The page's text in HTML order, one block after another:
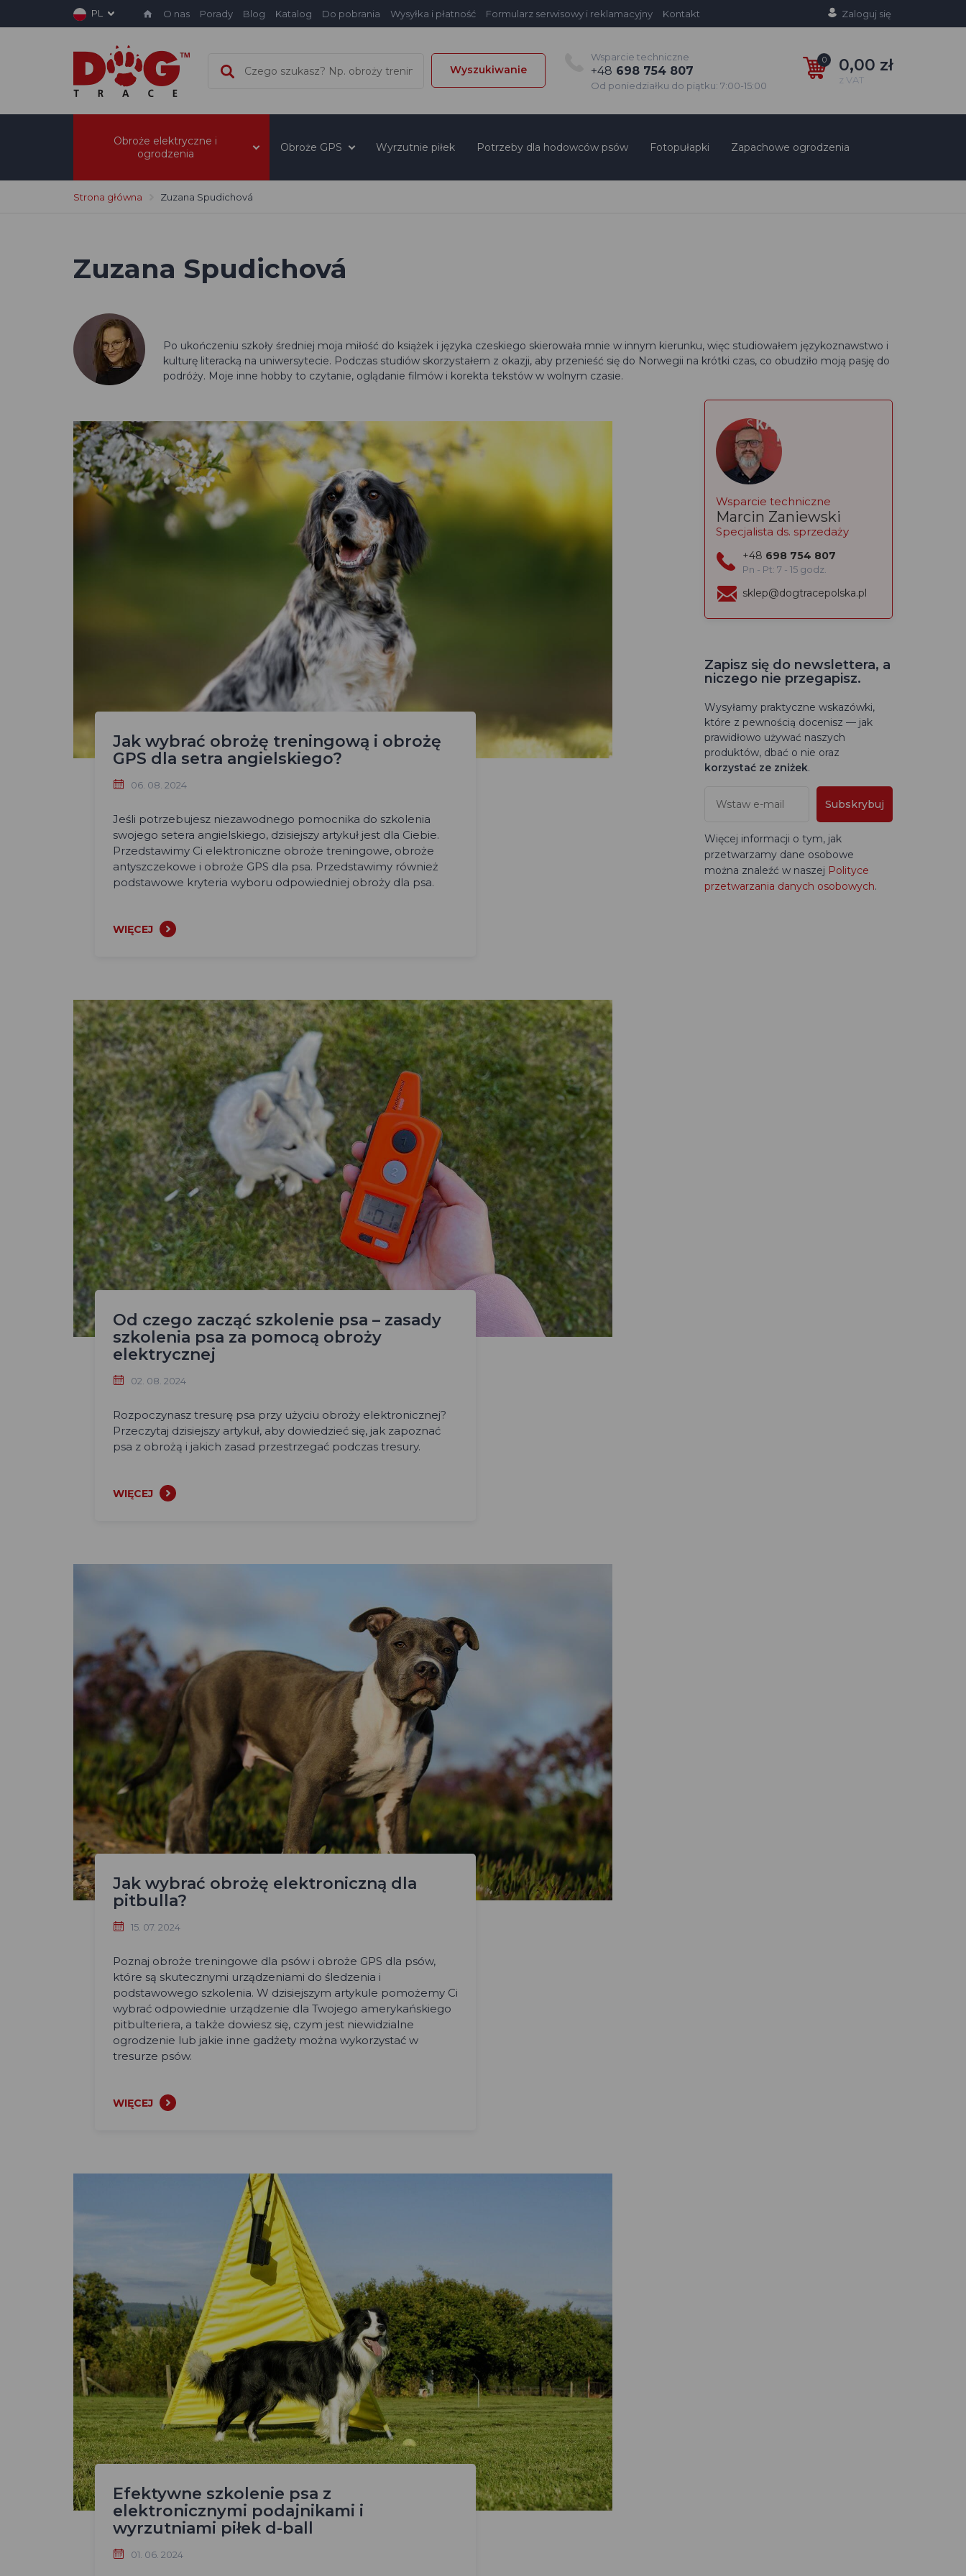
PL O nas Porady Blog Katalog Do pobrania Wysyłka i płatność Formularz serwisowy i reklamacyjny Kontakt Zaloguj się
Wyszukiwanie
Wsparcie techniczne
+48 698 754 807
Od poniedziałku do piątku: 7:00-15:00
0 0,00 zł
z VAT
Obroże elektryczne i
ogrodzenia
Obroże GPS Wyrzutnie piłek Potrzeby dla hodowców psów Fotopułapki Zapachowe ogrodzenia
Strona główna Zuzana Spudichová
Zuzana Spudichová
Po ukończeniu szkoły średniej moja miłość do książek i języka czeskiego skierowała mnie w innym kierunku, więc studiowałem językoznawstwo i
kulturę literacką na uniwersytecie. Podczas studiów skorzystałem z okazji, aby przenieść się do Norwegii na krótki czas, co obudziło moją pasję do
podróży. Moje inne hobby to czytanie, oglądanie filmów i korekta tekstów w wolnym czasie.
Jak wybrać obrożę treningową i obrożę
GPS dla setra angielskiego?
06. 08. 2024
Jeśli potrzebujesz niezawodnego pomocnika do szkolenia
swojego setera angielskiego, dzisiejszy artykuł jest dla Ciebie.
Przedstawimy Ci elektroniczne obroże treningowe, obroże
antyszczekowe i obroże GPS dla psa. Przedstawimy również
podstawowe kryteria wyboru odpowiedniej obroży dla psa.
WIĘCEJ
Od czego zacząć szkolenie psa – zasady
szkolenia psa za pomocą obroży
elektrycznej
02. 08. 2024
Rozpoczynasz tresurę psa przy użyciu obroży elektronicznej?
Przeczytaj dzisiejszy artykuł, aby dowiedzieć się, jak zapoznać
psa z obrożą i jakich zasad przestrzegać podczas tresury.
WIĘCEJ
Jak wybrać obrożę elektroniczną dla
pitbulla?
15. 07. 2024
Poznaj obroże treningowe dla psów i obroże GPS dla psów,
które są skutecznymi urządzeniami do śledzenia i
podstawowego szkolenia. W dzisiejszym artykule pomożemy Ci
wybrać odpowiednie urządzenie dla Twojego amerykańskiego
pitbulteriera, a także dowiesz się, czym jest niewidzialne
ogrodzenie lub jakie inne gadżety można wykorzystać w
tresurze psów.
WIĘCEJ
Efektywne szkolenie psa z
elektronicznymi podajnikami i
wyrzutniami piłek d-ball
01. 06. 2024
Wsparcie techniczne
Marcin Zaniewski
Specjalista ds. sprzedaży
+48 698 754 807
Pn - Pt: 7 - 15 godz.
sklep@dogtracepolska.pl
Zapisz się do newslettera, a
niczego nie przegapisz.
Wysyłamy praktyczne wskazówki,
które z pewnością docenisz — jak
prawidłowo używać naszych
produktów, dbać o nie oraz
korzystać ze zniżek.
Subskrybuj
Więcej informacji o tym, jak
przetwarzamy dane osobowe
można znaleźć w naszej Polityce
przetwarzania danych osobowych.